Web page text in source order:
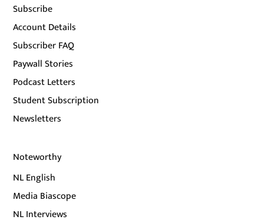
Subscribe
Account Details
Subscriber FAQ
Paywall Stories
Podcast Letters
Student Subscription
Newsletters
Noteworthy
NL English
Media Biascope
NL Interviews